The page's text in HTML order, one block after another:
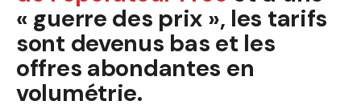
« guerre des prix », les tarifs
sont devenus bas et les
offres abondantes en
volumétrie.